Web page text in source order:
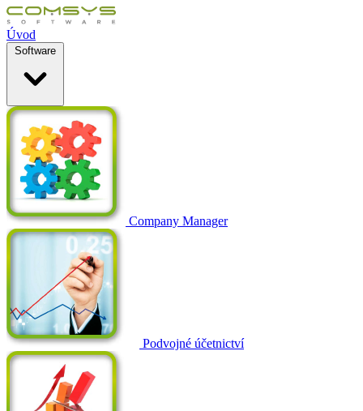
Úvod
Software
Company Manager
Podvojné účetnictví